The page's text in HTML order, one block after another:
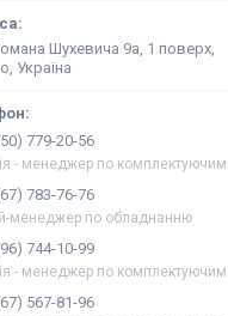
Шухевича 9а, 1 поверх,
Україна
779-20-56
- менеджер по комплектуючим
783-76-76
менеджер по обладнанню
744-10-99
- менеджер по комплектуючим
567-81-96